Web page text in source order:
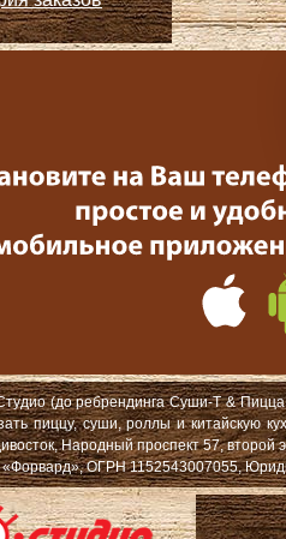
(до ребрендинга Суши-Т & Пицца
пиццу, суши, роллы и китайскую
Народный проспект 57, второй
ОГРН 1152543007055,